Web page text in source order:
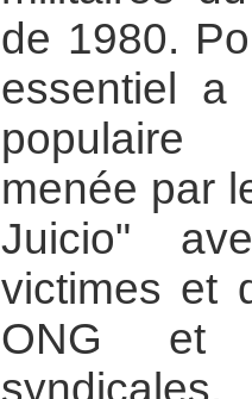
de 1980.
essentiel
populaire
menée par
Juicio"
victimes et
ONG et
syndicales.